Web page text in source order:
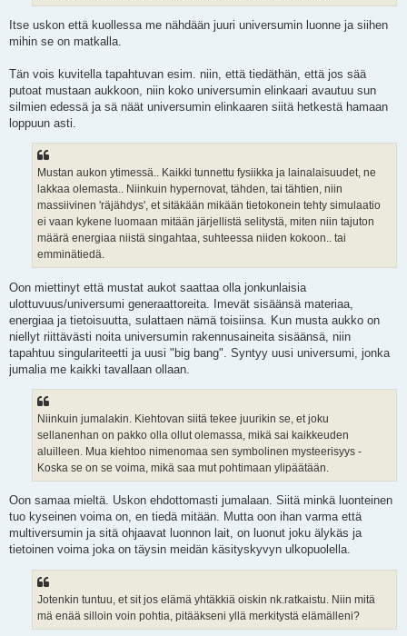
Itse uskon että kuollessa me nähdään juuri universumin luonne ja siihen
mihin se on matkalla.
Tän vois kuvitella tapahtuvan esim. niin, että tiedäthän, että jos sää
putoat mustaan aukkoon, niin koko universumin elinkaari avautuu sun
silmien edessä ja sä näät universumin elinkaaren siitä hetkestä hamaan
loppuun asti.
Mustan aukon ytimessä.. Kaikki tunnettu fysiikka ja lainalaisuudet, ne
lakkaa olemasta.. Niinkuin hypernovat, tähden, tai tähtien, niin
massiivinen 'räjähdys', et sitäkään mikään tietokonein tehty simulaatio
ei vaan kykene luomaan mitään järjellistä selitystä, miten niin tajuton
määrä energiaa niistä singahtaa, suhteessa niiden kokoon.. tai
emminätiedä.
Oon miettinyt että mustat aukot saattaa olla jonkunlaisia
ulottuvuus/universumi generaattoreita. Imevät sisäänsä materiaa,
energiaa ja tietoisuutta, sulattaen nämä toisiinsa. Kun musta aukko on
niellyt riittävästi noita universumin rakennusaineita sisäänsä, niin
tapahtuu singulariteetti ja uusi "big bang". Syntyy uusi universumi, jonka
jumalia me kaikki tavallaan ollaan.
Niinkuin jumalakin. Kiehtovan siitä tekee juurikin se, et joku
sellanenhan on pakko olla ollut olemassa, mikä sai kaikkeuden
aluilleen. Mua kiehtoo nimenomaa sen symbolinen mysteerisyys -
Koska se on se voima, mikä saa mut pohtimaan ylipäätään.
Oon samaa mieltä. Uskon ehdottomasti jumalaan. Siitä minkä luonteinen
tuo kyseinen voima on, en tiedä mitään. Mutta oon ihan varma että
multiversumin ja sitä ohjaavat luonnon lait, on luonut joku älykäs ja
tietoinen voima joka on täysin meidän käsityskyvyn ulkopuolella.
Jotenkin tuntuu, et sit jos elämä yhtäkkiä oiskin nk.ratkaistu. Niin mitä
mä enää silloin voin pohtia, pitääkseni yllä merkitystä elämälleni?